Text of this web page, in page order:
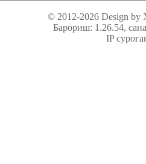
© 2012-2026 Design
Барориш: 1.26.54,
IP